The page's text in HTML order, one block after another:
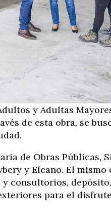
y Adultas
de esta obra, se
de Obras Públicas,
y Elcano. El mismo
consultorios,
para el